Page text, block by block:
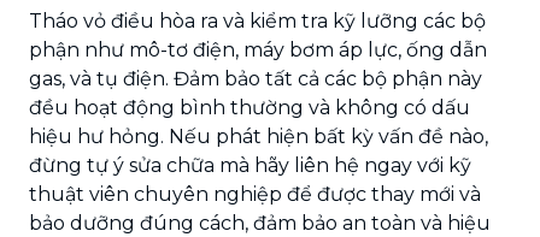
Tháo vỏ điều hòa ra và kiểm tra kỹ lưỡng các bộ
phận như mô-tơ điện, máy bơm áp lực, ống dẫn
gas, và tụ điện. Đảm bảo tất cả các bộ phận này
đều hoạt động bình thường và không có dấu
hiệu hư hỏng. Nếu phát hiện bất kỳ vấn đề nào,
đừng tự ý sửa chữa mà hãy liên hệ ngay với kỹ
thuật viên chuyên nghiệp để được thay mới và
bảo dưỡng đúng cách, đảm bảo an toàn và hiệu